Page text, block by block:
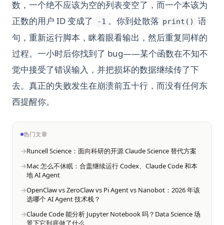
数，一个绝不应该为空的列表变空了，而一个本该为
正数的用户 ID 变成了
-1 。你到处散落 print()
语
句，重新运行脚本，眯着眼看输出，然后重复同样的
过程。一小时后你找到了 bug——某个函数在不知不
觉中接受了错误输入，并把损坏的数据继续传了下
去。真正的失败发生在崩溃前五十行，而没有任何东
西提醒你。
热门文章
Runcell Science：面向科研的开源 Claude Science 替代方案
Mac 怎么不休眠：合盖继续运行 Codex、Claude Code 和本
地 AI Agent
OpenClaw vs ZeroClaw vs Pi Agent vs Nanobot：2026 年该
选哪个 AI Agent 技术栈？
Claude Code 能分析 Jupyter Notebook 吗？Data Science 场
景下它到底做了什么